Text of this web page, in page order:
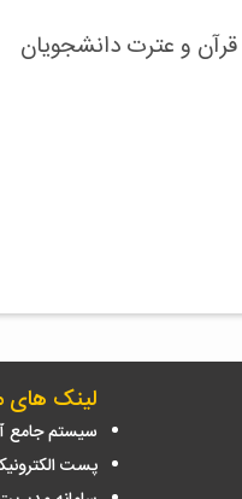
و عترت دانشجویان
لینک های
سيستم جامع
پست